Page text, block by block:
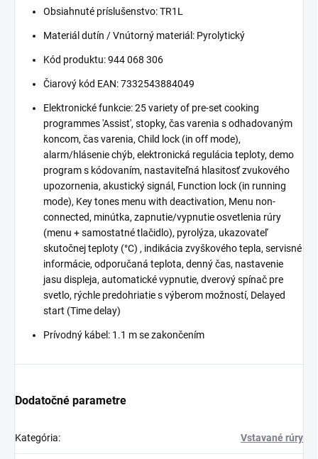
Obsiahnuté príslušenstvo: TR1L
Materiál dutín / Vnútorný materiál: Pyrolytický
Kód produktu: 944 068 306
Čiarový kód EAN: 7332543884049
Elektronické funkcie: 25 variety of pre-set cooking
programmes 'Assist', stopky, čas varenia s odhadovaným
koncom, čas varenia, Child lock (in off mode),
alarm/hlásenie chýb, elektronická regulácia teploty, demo
program s kódovaním, nastaviteľná hlasitosť zvukového
upozornenia, akustický signál, Function lock (in running
mode), Key tones menu with deactivation, Menu non-
connected, minútka, zapnutie/vypnutie osvetlenia rúry
(menu + samostatné tlačidlo), pyrolýza, ukazovateľ
skutočnej teploty (°C) , indikácia zvyškového tepla, servisné
informácie, odporučaná teplota, denný čas, nastavenie
jasu displeja, automatické vypnutie, dverový spínač pre
svetlo, rýchle predohriatie s výberom možností, Delayed
start (Time delay)
Prívodný kábel: 1.1 m se zakončením
Dodatočné parametre
Kategória: Vstavané rúry